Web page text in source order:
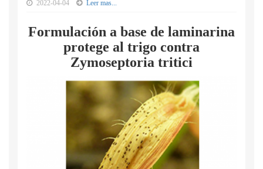
2022-04-04 Leer mas...
Formulación a base de laminarina
protege al trigo contra
Zymoseptoria tritici